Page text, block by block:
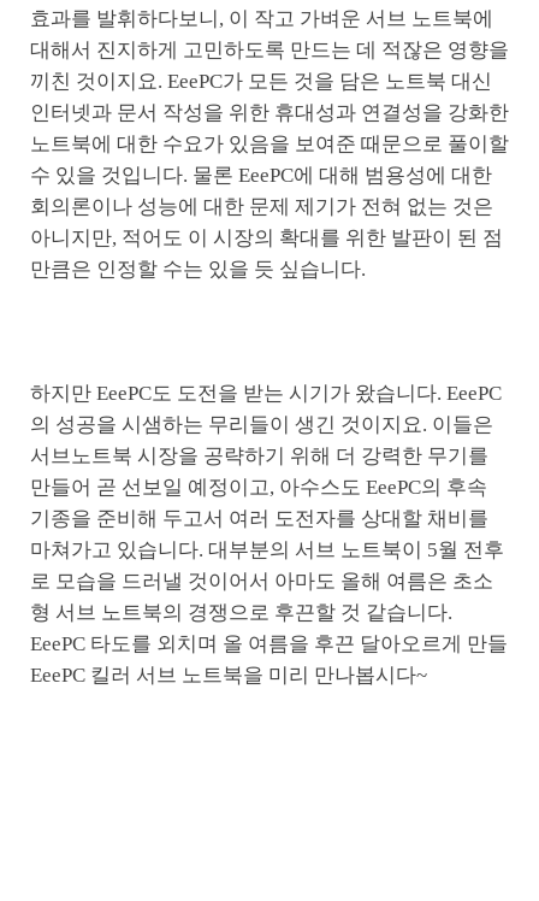
효과를 발휘하다보니, 이 작고 가벼운 서브 노트북에
대해서 진지하게 고민하도록 만드는 데 적잖은 영향을
끼친 것이지요. EeePC가 모든 것을 담은 노트북 대신
인터넷과 문서 작성을 위한 휴대성과 연결성을 강화한
노트북에 대한 수요가 있음을 보여준 때문으로 풀이할
수 있을 것입니다. 물론 EeePC에 대해 범용성에 대한
회의론이나 성능에 대한 문제 제기가 전혀 없는 것은
아니지만, 적어도 이 시장의 확대를 위한 발판이 된 점
만큼은 인정할 수는 있을 듯 싶습니다.
하지만 EeePC도 도전을 받는 시기가 왔습니다. EeePC
의 성공을 시샘하는 무리들이 생긴 것이지요. 이들은
서브노트북 시장을 공략하기 위해 더 강력한 무기를
만들어 곧 선보일 예정이고, 아수스도 EeePC의 후속
기종을 준비해 두고서 여러 도전자를 상대할 채비를
마쳐가고 있습니다. 대부분의 서브 노트북이 5월 전후
로 모습을 드러낼 것이어서 아마도 올해 여름은 초소
형 서브 노트북의 경쟁으로 후끈할 것 같습니다.
EeePC 타도를 외치며 올 여름을 후끈 달아오르게 만들
EeePC 킬러 서브 노트북을 미리 만나봅시다~